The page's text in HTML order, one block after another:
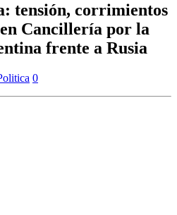
tensión, corrimientos
Cancillería por la
frente a Rusia
0